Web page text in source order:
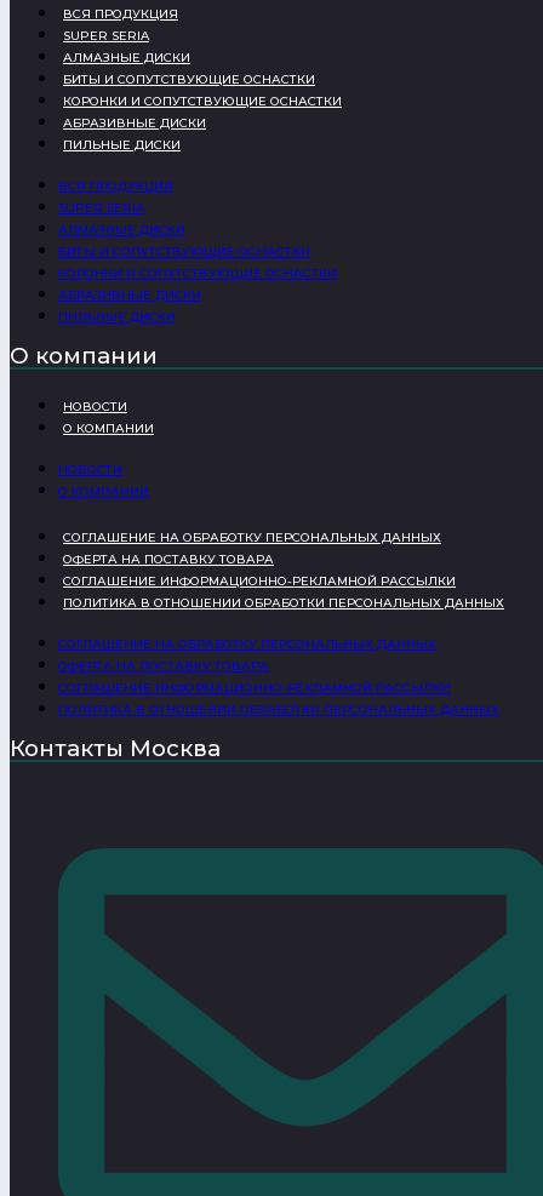
ВСЯ ПРОДУКЦИЯ
SUPER SERIA
АЛМАЗНЫЕ ДИСКИ
БИТЫ И СОПУТСТВУЮЩИЕ ОСНАСТКИ
КОРОНКИ И СОПУТСТВУЮЩИЕ ОСНАСТКИ
АБРАЗИВНЫЕ ДИСКИ
ПИЛЬНЫЕ ДИСКИ
ВСЯ ПРОДУКЦИЯ
SUPER SERIA
АЛМАЗНЫЕ ДИСКИ
БИТЫ И СОПУТСТВУЮЩИЕ ОСНАСТКИ
КОРОНКИ И СОПУТСТВУЮЩИЕ ОСНАСТКИ
АБРАЗИВНЫЕ ДИСКИ
ПИЛЬНЫЕ ДИСКИ
О компании
НОВОСТИ
О КОМПАНИИ
НОВОСТИ
О КОМПАНИИ
СОГЛАШЕНИЕ НА ОБРАБОТКУ ПЕРСОНАЛЬНЫХ ДАННЫХ
ОФЕРТА НА ПОСТАВКУ ТОВАРА
СОГЛАШЕНИЕ ИНФОРМАЦИОННО-РЕКЛАМНОЙ РАССЫЛКИ
ПОЛИТИКА В ОТНОШЕНИИ ОБРАБОТКИ ПЕРСОНАЛЬНЫХ ДАННЫХ
СОГЛАШЕНИЕ НА ОБРАБОТКУ ПЕРСОНАЛЬНЫХ ДАННЫХ
ОФЕРТА НА ПОСТАВКУ ТОВАРА
СОГЛАШЕНИЕ ИНФОРМАЦИОННО-РЕКЛАМНОЙ РАССЫЛКИ
ПОЛИТИКА В ОТНОШЕНИИ ОБРАБОТКИ ПЕРСОНАЛЬНЫХ ДАННЫХ
Контакты Москва